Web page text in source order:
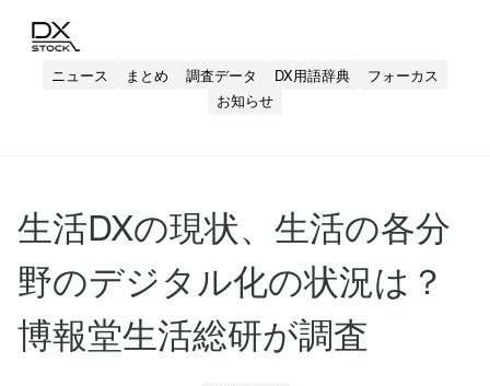
ニュース まとめ 調査データ DX用語辞典
フォーカス
お知らせ
生活DXの現状、生活の各分
野のデジタル化の状況は？
博報堂生活総研が調査